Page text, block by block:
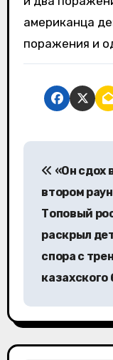
американца
поражения и
Н
а
ц
«Он сдох
втором
Топовый
раскрыл
спора с
казахского